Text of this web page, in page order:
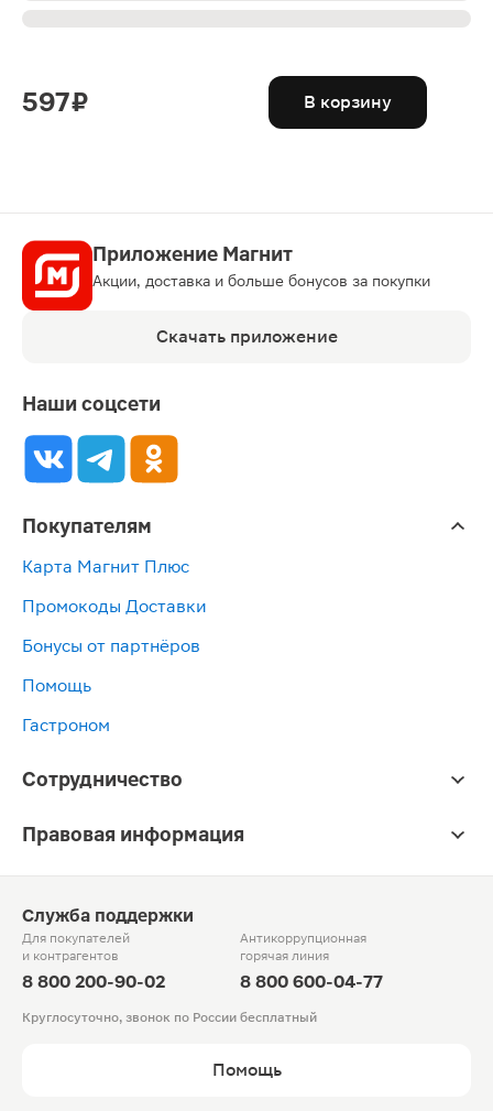
597 ₽ В корзину
Приложение Магнит
Акции, доставка и больше бонусов за покупки
Скачать приложение
Наши соцсети
Покупателям
Карта Магнит Плюс
Промокоды Доставки
Бонусы от партнёров
Помощь
Гастроном
Сотрудничество
Правовая информация
Служба поддержки
Для покупателей
и контрагентов
8 800 200-90-02
Антикоррупционная
горячая линия
8 800 600-04-77
Круглосуточно, звонок по России бесплатный
Помощь